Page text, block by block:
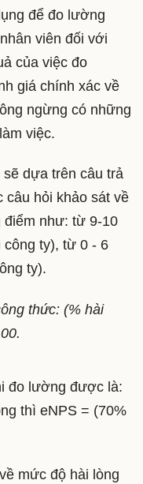
để đo lường
viên đối với
của việc đo
giá chính xác về
ngừng có những
việc.
dựa trên câu trả
câu hỏi khảo sát về
điểm như: từ 9-10
công ty), từ 0 - 6
ty).
thức: (% hài
đo lường được là:
thì eNPS = (70%
mức độ hài lòng